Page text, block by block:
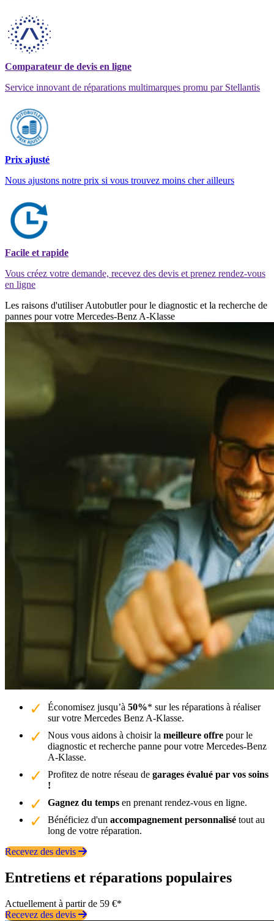
Comparateur de devis en ligne
Service innovant de réparations multimarques promu par Stellantis
Prix ajusté
Nous ajustons notre prix si vous trouvez moins cher ailleurs
Facile et rapide
Vous créez votre demande, recevez des devis et prenez rendez-vous
en ligne
Les raisons d'utiliser Autobutler pour le diagnostic et la recherche de
pannes pour votre Mercedes-Benz A-Klasse
Économisez jusqu’à 50%* sur les réparations à réaliser
sur votre Mercedes Benz A-Klasse.
Nous vous aidons à choisir la meilleure offre pour le
diagnostic et recherche panne pour votre Mercedes-Benz
A-Klasse.
Profitez de notre réseau de garages évalué par vos soins
!
Gagnez du temps en prenant rendez-vous en ligne.
Bénéficiez d'un accompagnement personnalisé tout au
long de votre réparation.
Recevez des devis
Entretiens et réparations populaires
Actuellement à partir de 59 €*
Recevez des devis